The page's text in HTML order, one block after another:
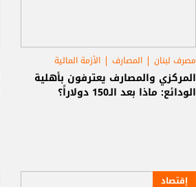
مصرف لبنان المصارف الأزمة المالية
المركزي والمصارف يعترفون بأهلية
الودائع: ماذا بعد الـ150 دولاراً؟
إقتصاد